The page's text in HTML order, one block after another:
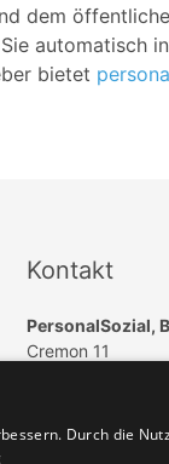
dem
automatisch
bietet
Kontakt
PersonalSozial,
Cremon 11
E-Mail:Durch die